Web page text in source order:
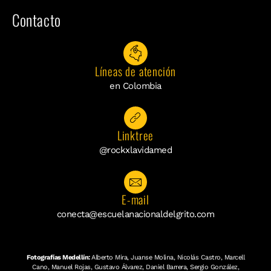
Contacto
Líneas de atención
en Colombia
Linktree
@rockxlavidamed
E-mail
conecta@escuelanacionaldelgrito.com
Fotografías Medellín:Alberto Mira, Juanse Molina, Nicolás Castro, Marcell
Cano, Manuel Rojas, Gustavo Álvarez, Daniel Barrera, Sergio González,